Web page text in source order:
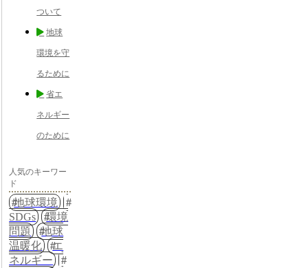
ついて
地球
環境を守
るために
省エ
ネルギー
のために
人気のキーワー
ド
地球環境
SDGs
環境
問題
地球
温暖化
エ
ネルギー